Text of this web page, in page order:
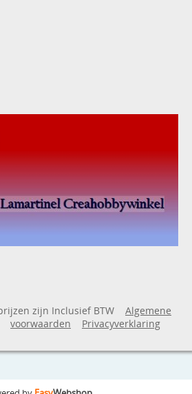
zijn Inclusief BTW
Algemene
voorwaarden
Privacyverklaring